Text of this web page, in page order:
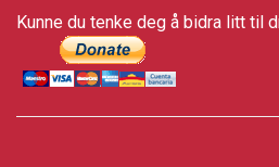
Kunne du tenke deg å bidra litt til